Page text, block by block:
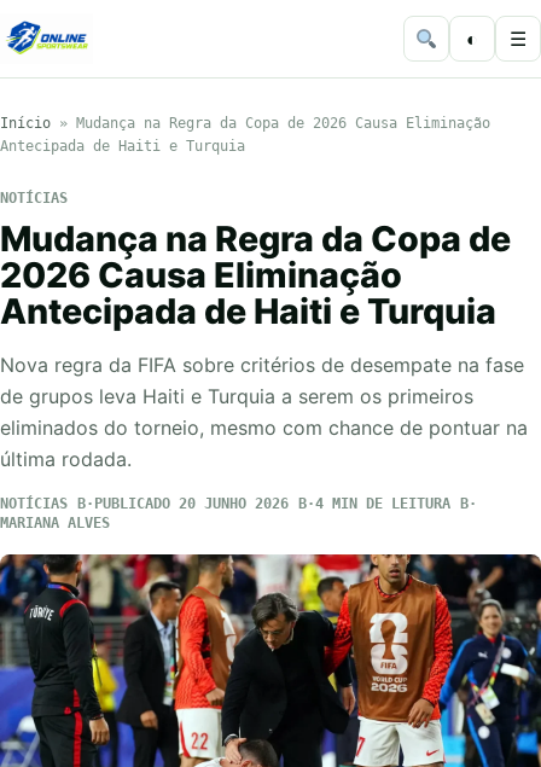
◐ ☰
Início » Mudança na Regra da Copa de 2026 Causa Eliminação
Antecipada de Haiti e Turquia
NOTÍCIAS
Mudança na Regra da Copa de
2026 Causa Eliminação
Antecipada de Haiti e Turquia
Nova regra da FIFA sobre critérios de desempate na fase
de grupos leva Haiti e Turquia a serem os primeiros
eliminados do torneio, mesmo com chance de pontuar na
última rodada.
NOTÍCIAS PUBLICADO 20 JUNHO 2026
4 MIN DE LEITURA
MARIANA ALVES